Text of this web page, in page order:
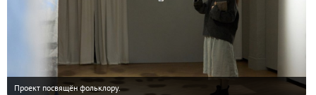
Проект посвящён фольклору.